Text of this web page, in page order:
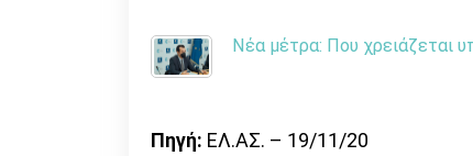
Νέα μέτρα: Που χρειάζεται
Πηγή: ΕΛ.ΑΣ. – 19/11/20